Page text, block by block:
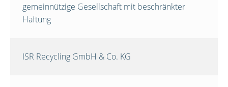
gemeinnützige Gesellschaft mit beschränkter
Haftung
ISR Recycling GmbH & Co. KG